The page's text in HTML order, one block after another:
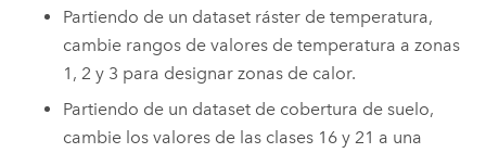
Partiendo de un dataset ráster de temperatura,
cambie rangos de valores de temperatura a zonas
1, 2 y 3 para designar zonas de calor.
Partiendo de un dataset de cobertura de suelo,
cambie los valores de las clases 16 y 21 a una